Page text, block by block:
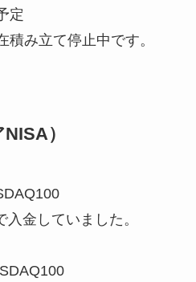
定
み立て停止中です。
NISA）
金していました。